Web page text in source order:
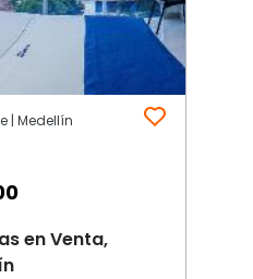
| Medellín
en Venta,